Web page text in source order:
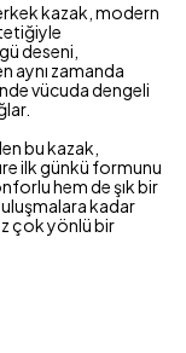
kazak, modern
deseni,
aynı zamanda
vücuda dengeli
bu kazak,
ilk günkü formunu
hem de şık bir
kadar
çok yönlü bir